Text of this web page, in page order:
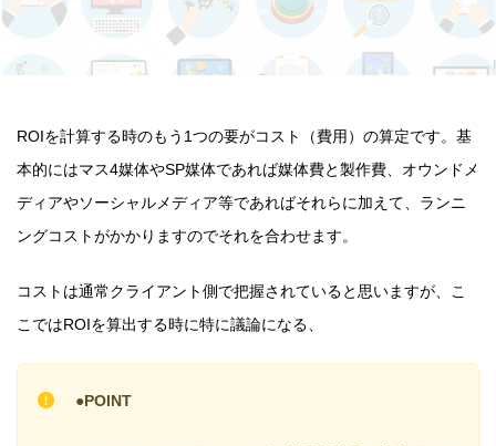
ROIを計算する時のもう1つの要がコスト（費用）の算定です。基
本的にはマス4媒体やSP媒体であれば媒体費と製作費、オウンドメ
ディアやソーシャルメディア等であればそれらに加えて、ランニ
ングコストがかかりますのでそれを合わせます。
コストは通常クライアント側で把握されていると思いますが、こ
こではROIを算出する時に特に議論になる、
●POINT